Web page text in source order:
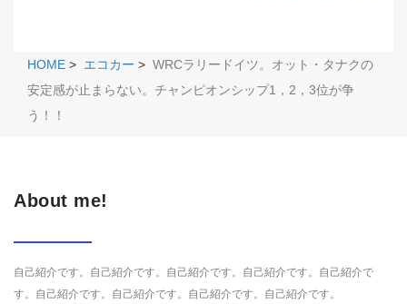
HOME > エコカー > WRCラリードイツ。オット・タナクの
安定感が止まらない。チャンピオンシップ1，2，3位が争
う！！
About me!
自己紹介です。自己紹介です。自己紹介です。自己紹介です。自己紹介で
す。自己紹介です。自己紹介です。自己紹介です。自己紹介です。